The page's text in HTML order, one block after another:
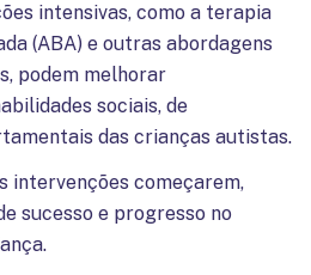
intensivas, como a terapia
(ABA) e outras abordagens
podem melhorar
sociais, de
das crianças autistas.
intervenções começarem,
sucesso e progresso no